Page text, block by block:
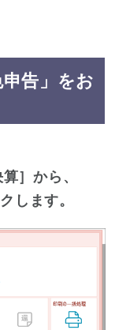
告」をお
］から、
します。